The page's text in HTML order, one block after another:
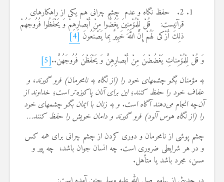
2. حفظ نگاه و عدم چشم چرانی هم یکی از راهکارهای
قرآنیست: قُلْ لِلْمُۆْمِنِینَ یَغُضُّوا مِنْ أَبْصارِهِمْ وَ یَحْفَظُوا فُرُوجَهُمْ
ذلِكَ أَزْكی لَهُمْ إِنَّ اللَّهَ خَبِیرٌ بِما یَصْنَعُونَ [4]
وَ قُلْ لِلْمُۆْمِناتِ یَغْضُضْنَ مِنْ أَبْصارِهِنَّ وَ یَحْفَظْنَ فُرُوجَهُنَّ..[5]
به مؤمنان بگو چشمهای خود را (از نگاه به نامحرمان) فرو گیرند، و
عفاف خود را حفظ كنند؛ این برای آنان پاكیزه‌تر است؛ خداوند از
آن‌چه انجام می‌دهند آگاه است. و به زنان با ایمان بگو چشمهای خود
را (از نگاه هوس آلود) فرو گیرند و دامان خویش را حفظ كنند…
چشم پوشی از نامحرمان و دوری كردن از چشم چرانی برای همه كس
و در هر شرایطی ضروری است. چه انسان جوان باشد، چه پیر و
مسن، مجرد باشد یا متأهل.